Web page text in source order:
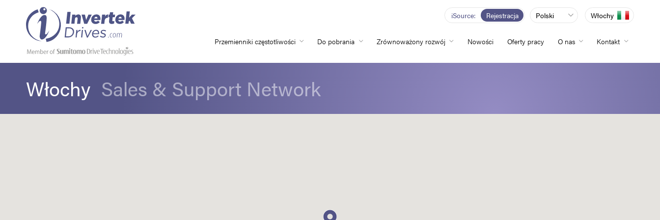
iSource Rejestracja Polski Włochy
Przemienniki częstotliwości Do pobrania Zrównoważony rozwój Nowości Oferty pracy O nas Kontakt
Włochy Sales & Support Network